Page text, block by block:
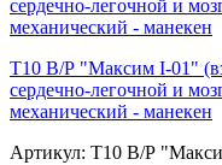
Т10 В/Р "Максим I-01"
сердечно-легочной и
механический - манекен
Артикул: Т10 В/Р